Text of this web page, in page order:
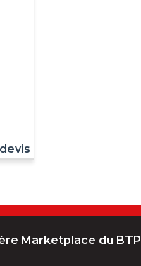
Marketplace du BTP